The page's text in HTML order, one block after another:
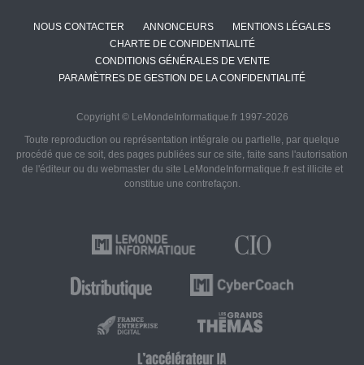
NOUS CONTACTER ANNONCEURS
MENTIONS LÉGALES
CHARTE DE CONFIDENTIALITÉ
CONDITIONS GÉNÉRALES DE VENTE
PARAMÈTRES DE GESTION DE LA CONFIDENTIALITÉ
Copyright © LeMondeInformatique.fr 1997-2026
Toute reproduction ou représentation intégrale ou partielle, par quelque
procédé que ce soit, des pages publiées sur ce site, faite sans l'autorisation
de l'éditeur ou du webmaster du site LeMondeInformatique.fr est illicite et
constitue une contrefaçon.